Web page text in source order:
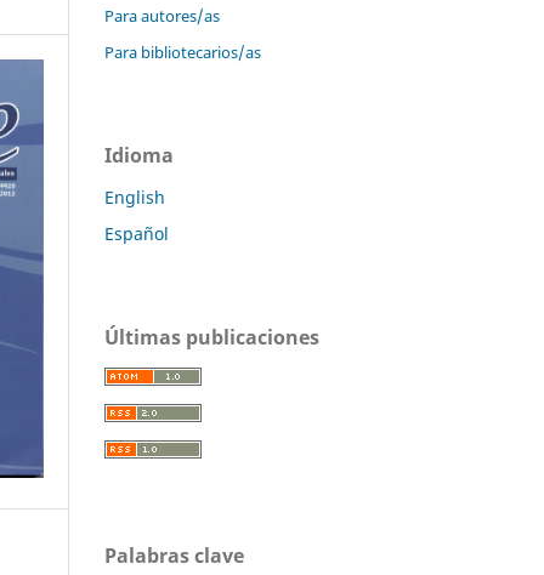
Para autores/as
Para bibliotecarios/as
Idioma
English
Español
Últimas publicaciones
Palabras clave